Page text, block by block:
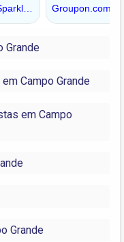
Grande
Campo Grande
em Campo
Grande